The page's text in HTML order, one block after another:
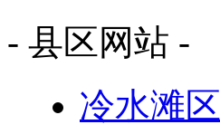
- 县区网站 -
冷水滩区